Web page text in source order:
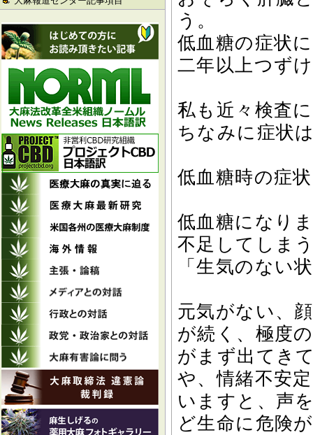
う。
低血糖の症状
二年以上つず
私も近々検査
ちなみに症状
低血糖時の症状
低血糖になり
不足してしま
「生気のない
元気がない、
が続く、極度
がまず出てき
や、情緒不安
いますと、声
ど生命に危険